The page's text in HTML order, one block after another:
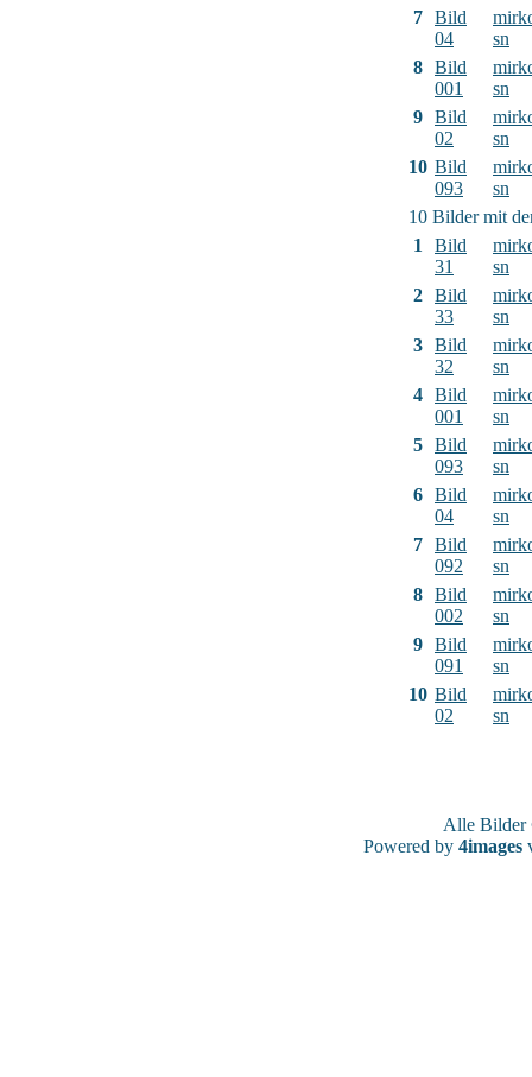
7 Bild
04
sn
8 Bild
001
sn
9 Bild
02
sn
10 Bild
093
sn
10 Bilder mit
1
Bild
31
sn
2 Bild
33
sn
3 Bild
32
sn
4 Bild
001
sn
5 Bild
093
sn
6 Bild
04
sn
7 Bild
092
sn
8 Bild
002
sn
9 Bild
091
sn
10 Bild
02
sn
Alle
Powered by 4images